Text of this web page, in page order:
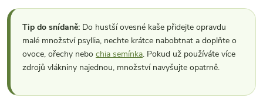
Tip do snídaně: Do hustší ovesné kaše přidejte opravdu
malé množství psyllia, nechte krátce nabobtnat a doplňte o
ovoce, ořechy nebo chia semínka. Pokud už používáte více
zdrojů vlákniny najednou, množství navyšujte opatrně.